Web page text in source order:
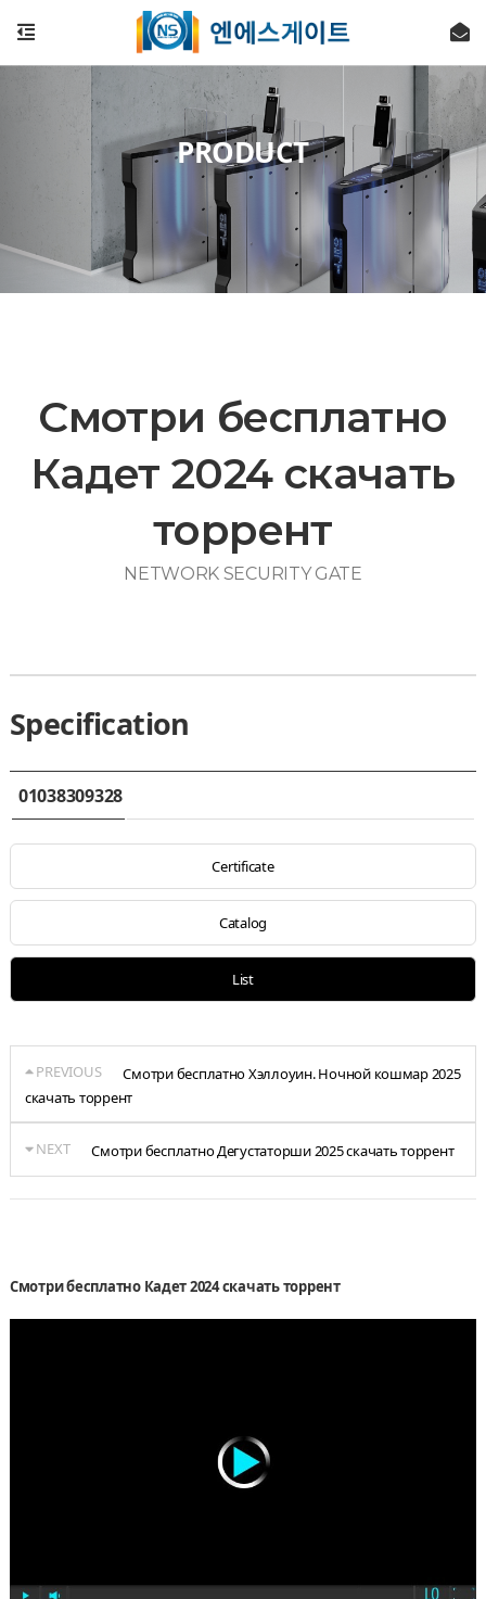
PRODUCT
Смотри бесплатно
Кадет 2024 скачать
торрент
NETWORK SECURITY GATE
Specification
01038309328
Certificate
Catalog
List
PREVIOUS
Смотри бесплатно Хэллоуин. Ночной кошмар 2025
скачать торрент
NEXT Смотри бесплатно Дегустаторши 2025 скачать торрент
Смотри бесплатно Кадет 2024 скачать торрент